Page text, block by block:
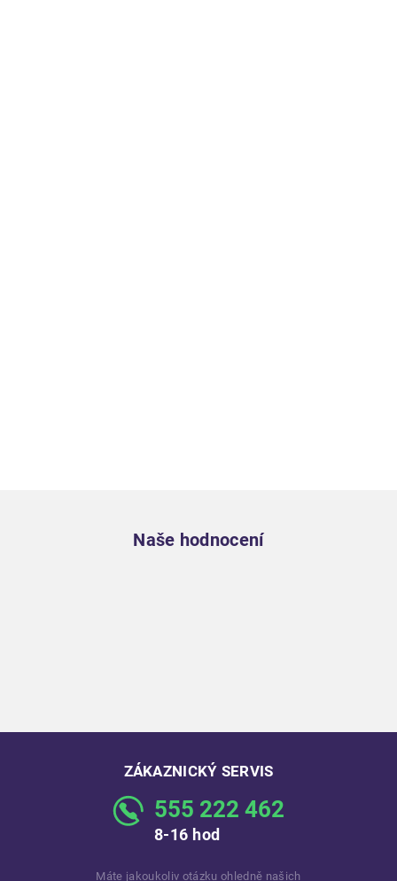
Naše hodnocení
ZÁKAZNICKÝ SERVIS
555 222 462
8-16 hod
Máte jakoukoliv otázku ohledně našich